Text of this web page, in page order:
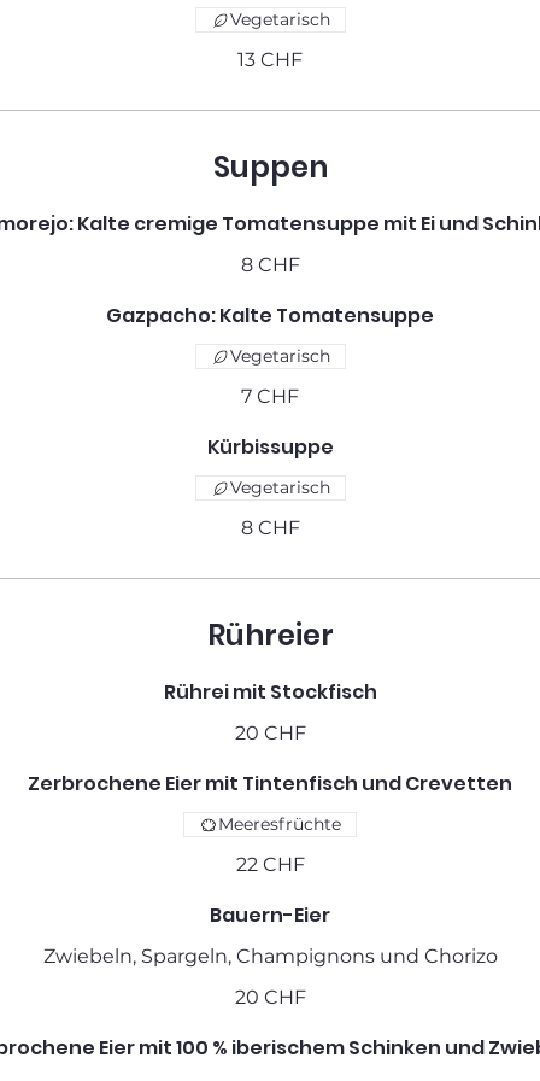
13 CHF
Vegetarisch
Suppen
Kalte cremige Tomatensuppe mit Ei und
8 CHF
Gazpacho: Kalte Tomatensuppe
7 CHF
Vegetarisch
Kürbissuppe
8 CHF
Vegetarisch
Rühreier
Rührei mit Stockfisch
20 CHF
Zerbrochene Eier mit Tintenfisch und Crevetten
22 CHF
Meeresfrüchte
Bauern-Eier
Zwiebeln, Spargeln, Champignons und Chorizo
20 CHF
Eier mit 100 % iberischem Schinken und